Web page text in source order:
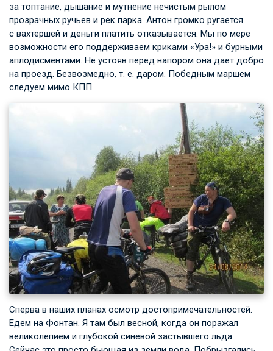
за топтание, дышание и мутнение нечистым рылом
прозрачных ручьев и рек парка. Антон громко ругается
с вахтершей и деньги платить отказывается. Мы по мере
возможности его поддерживаем криками «Ура!» и бурными
аплодисментами. Не устояв перед напором она дает добро
на проезд. Безвозмедно, т. е. даром. Победным маршем
следуем мимо КПП.
Сперва в наших планах осмотр достопримечательностей.
Едем на Фонтан. Я там был весной, когда он поражал
великолепием и глубокой синевой застывшего льда.